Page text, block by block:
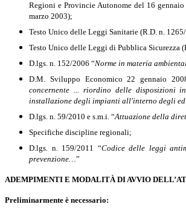
Regioni e Provincie Autonome del 16
marzo 2003);
Testo Unico delle Leggi Sanitarie (R.D. n.
Testo Unico delle Leggi di Pubblica Sicurezza
D.lgs. n. 152/2006 “Norme in materia
D.M. Sviluppo Economico 22 gennaio
concernente ... riordino delle disposizioni
installazione degli impianti all'interno degli
D.lgs. n. 59/2010 e s.m.i. “Attuazione della
Specifiche discipline regionali;
D.lgs. n. 159/2011 “Codice delle leggi
prevenzione…”
ADEMPIMENTI E MODALITÀ DI AVVIO
Preliminarmente è necessario: